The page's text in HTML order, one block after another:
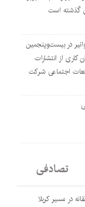
گذشته است
در بیست‌وپنجمین
کاری از انتشارات
اجتماعی شرکت
تصادفی
در مسیر کربلا